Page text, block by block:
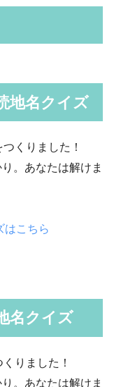
地名クイズ
くりました！
。あなたは解けま
はこちら
名クイズ
りました！
。あなたは解けま